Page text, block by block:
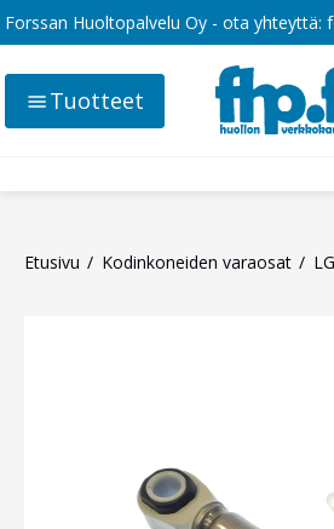
Forssan Huoltopalvelu Oy - ota yhteyttä:
Tuotteet
Etusivu Kodinkoneiden varaosat